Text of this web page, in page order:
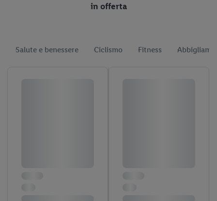
in offerta
Salute e benessere Ciclismo Fitness